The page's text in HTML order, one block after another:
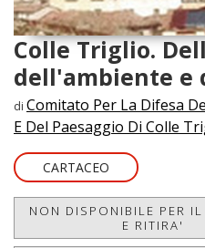
Colle Triglio.
dell'ambiente e
di Comitato Per La Difesa
E Del Paesaggio Di Colle
CARTACEO
NON DISPONIBILE PER
E RITIRA'